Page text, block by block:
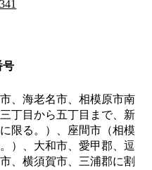
号
、海老名市、相模原市南
丁目から五丁目まで、新
限る。）、座間市（相模
）、大和市、愛甲郡、逗
、横須賀市、三浦郡に割